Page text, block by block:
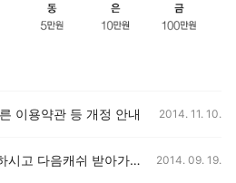
이용약관 등 개정 안내 2014. 11. 10.
[고객센터] 설문 참여하시고 다음캐쉬 받아가세요! 2014. 09. 19.